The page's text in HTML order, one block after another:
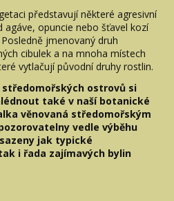
představují některé agresivní
agáve, opuncie nebo šťavel kozí
jmenovaný druh
cibulek a na mnoha místech
vytlačují původní druhy rostlin.
ostrovů si
také v naší botanické
věnovaná středomořským
vedle výběhu
jak typické
i řada zajímavých bylin